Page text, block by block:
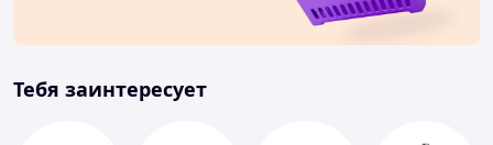
Тебя заинтересует